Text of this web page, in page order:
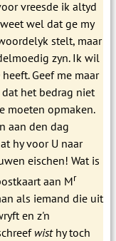
vreesde ik altyd
wel dat ge my
stelt, maar
zyn. Ik wil
heeft. Geef me maar
dat het bedrag niet
moeten opmaken.
aan den dag
hy voor U naar
eischen! Wat is
aan Mr
als iemand die uit
en z'n
wisthy toch